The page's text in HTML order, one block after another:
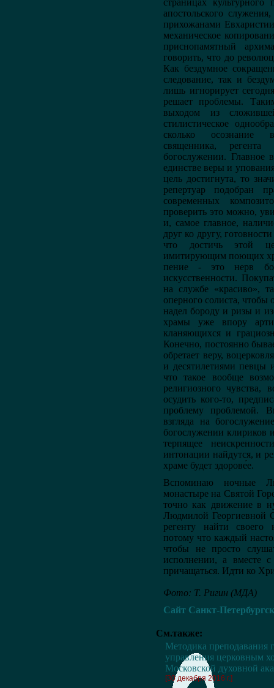
страницах
апостольского
прихожанами
механическое
приснопамятный
говорить, что до
Как бездумное
следование, так и
лишь игнорирует
решает проблемы.
выходом из
стилистическое
сколько осознание
священника,
богослужении.
единстве веры и
цель достигнута, то
репертуар подобран
современных
проверить это можно,
и, самое главное,
друг ко другу,
что достичь этой
имитирующим поющих
пение - это нерв
искусственности.
на службе «красиво»,
оперного солиста, чтобы
надел бороду и ризы и
храмы уже впору
кланяющихся и
Конечно, постоянно
обретает веру,
и десятилетиями певцы
что такое вообще
религиозного чувства,
осудить кого-то,
проблему проблемой.
взгляда на
богослужении клириков
терпящее
интонации найдутся, и
храме будет здорове́е.
Вспоминаю ночные
монастыре на Святой
точно как движение в
Людмилой Георгиевной
регенту найти своего
потому что каждый
чтобы не просто
исполнении, а вместе
причащаться. Идти ко
Фото: Т. Ригин (МДА)
Сайт Санкт-
См.также:
Методика преподавания
управления церковным
Московской духовной
[30 декабря 2016 г.]